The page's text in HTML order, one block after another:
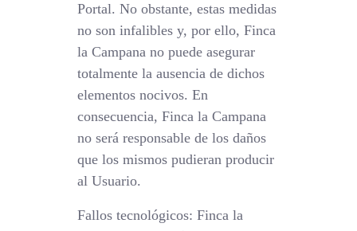
Portal. No obstante, estas medidas
no son infalibles y, por ello, Finca
la Campana no puede asegurar
totalmente la ausencia de dichos
elementos nocivos. En
consecuencia, Finca la Campana
no será responsable de los daños
que los mismos pudieran producir
al Usuario.
Fallos tecnológicos: Finca la